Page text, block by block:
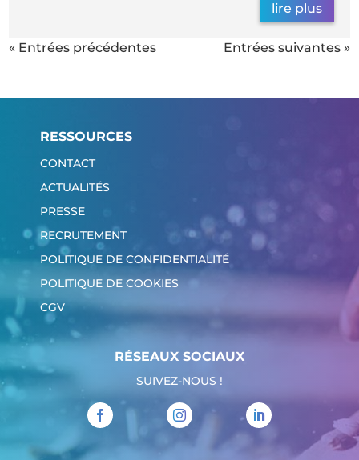
lire plus
« Entrées précédentes Entrées suivantes »
RESSOURCES
CONTACT
ACTUALITÉS
PRESSE
RECRUTEMENT
POLITIQUE DE CONFIDENTIALITÉ
POLITIQUE DE COOKIES
CGV
RÉSEAUX SOCIAUX
SUIVEZ-NOUS !